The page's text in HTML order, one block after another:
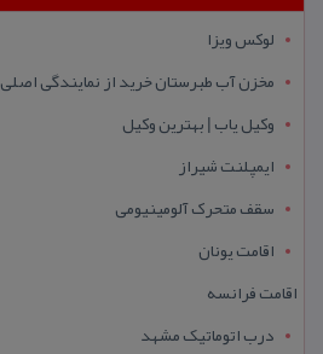
لوکس ویزا
مخزن آب طبرستان خرید از نمایندگی اصلی
وکیل یاب | بهترین وکیل
ایمپلنت شیراز
سقف متحرک آلومینیومی
اقامت یونان
اقامت فرانسه
درب اتوماتیک مشهد